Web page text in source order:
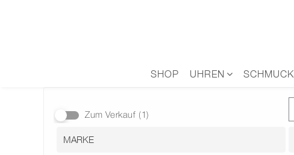
SHOP UHREN SCHMUCK
Zum Verkauf (1)